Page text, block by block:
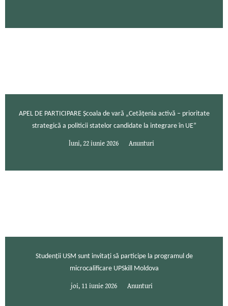
APEL DE PARTICIPARE Școala de vară „Cetățenia activă – prioritate
strategică a politicii statelor candidate la integrare în UE”
luni, 22 iunie 2026 Anunturi
Studenții USM sunt invitați să participe la programul de
microcalificare UPSkill Moldova
joi, 11 iunie 2026 Anunturi